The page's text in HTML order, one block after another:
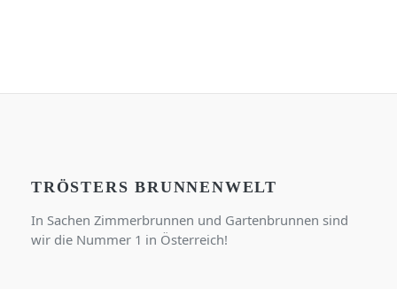
TRÖSTERS BRUNNENWELT
In Sachen Zimmerbrunnen und Gartenbrunnen sind
wir die Nummer 1 in Österreich!